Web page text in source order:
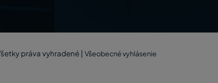
práva vyhradené | Všeobecné vyhlásenie